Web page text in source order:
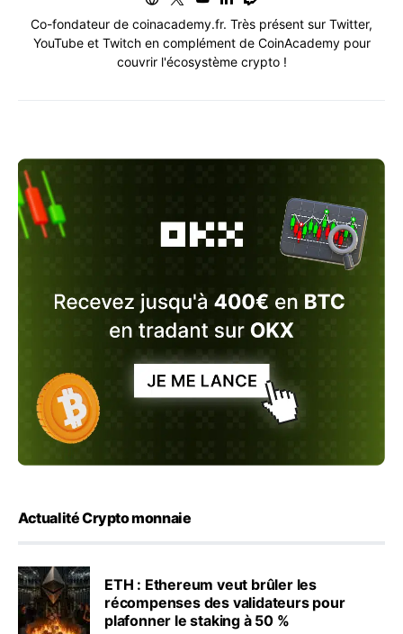
Co-fondateur de coinacademy.fr. Très présent sur Twitter,
YouTube et Twitch en complément de CoinAcademy pour
couvrir l'écosystème crypto !
Actualité Crypto monnaie
ETH : Ethereum veut brûler les
récompenses des validateurs pour
plafonner le staking à 50 %